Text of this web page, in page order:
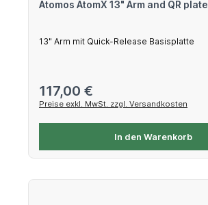
Atomos AtomX 13" Arm and QR plate
13" Arm mit Quick-Release Basisplatte
Regulärer Preis:
117,00 €
Preise exkl. MwSt. zzgl. Versandkosten
In den Warenkorb